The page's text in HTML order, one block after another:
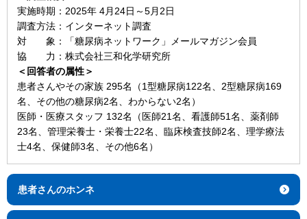
グリコアルブミン
実施時期：2025年 4月24日～5月2日
調査方法：インターネット調査
対 象：「糖尿病ネットワーク」メールマガジン会員
協 力：株式会社三和化学研究所
＜回答者の属性＞
患者さんやその家族 295名（1型糖尿病122名、2型糖尿病169
名、その他の糖尿病2名、わからない2名）
医師・医療スタッフ 132名（医師21名、看護師51名、薬剤師
23名、管理栄養士・栄養士22名、臨床検査技師2名、理学療法
士4名、保健師3名、その他6名）
患者さんのホンネ